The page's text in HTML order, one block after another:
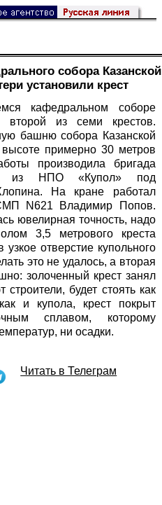
собора Казанской
установили крест
кафедральном соборе
из семи крестов.
башню собора Казанской
примерно 30 метров
производила бригада
из НПО «Купол» под
На кране работал
N621 Владимир Попов.
ювелирная точность, надо
3,5 метрового креста
отверстие купольного
это не удалось, а вторая
золоченный крест занял
будет стоять как
и купола, крест покрыт
сплавом, которому
ни осадки.
Читать в Телеграм